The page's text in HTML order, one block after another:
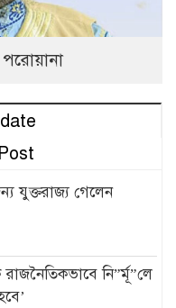
পরোয়ানা
যুক্তরাজ্য গেলেন
নি”র্মূ”লে